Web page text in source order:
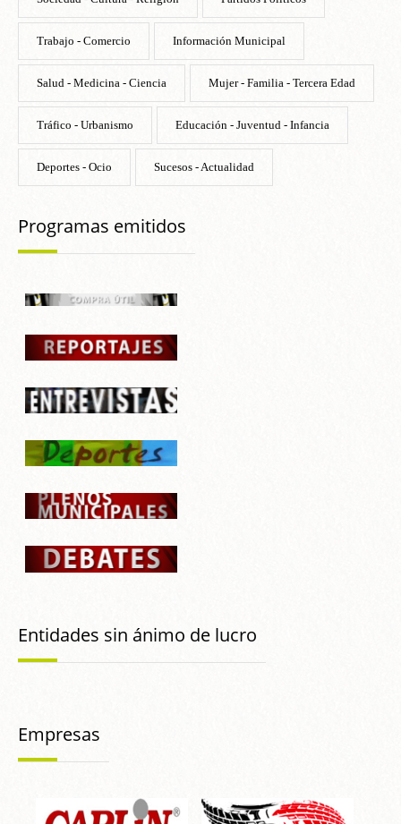
Trabajo - Comercio Información Municipal
Salud - Medicina - Ciencia Mujer - Familia - Tercera Edad
Tráfico - Urbanismo Educación - Juventud - Infancia
Deportes - Ocio Sucesos - Actualidad
Programas emitidos
Entidades sin ánimo de lucro
Empresas